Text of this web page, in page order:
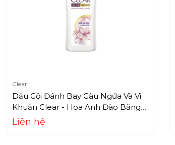
Clear
Dầu Gội Đánh Bay Gàu Ngứa Và Vi
Khuẩn Clear - Hoa Anh Đào Băng
Lạnh (630g)
Liên hệ